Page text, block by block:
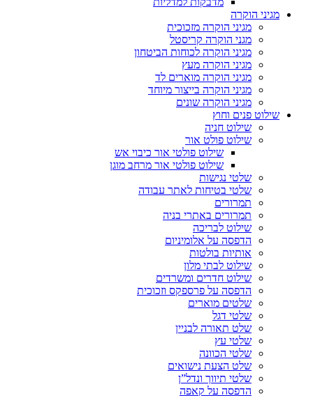
מגיני הוקרה
מגיני הוקרה מזכוכית
מגני הוקרה קריסטל
מגיני הוקרה לכוחות הביטחון
מגיני הוקרה מעץ
מגיני הוקרה מוארים לד
מגיני הוקרה בייצור מיוחד
מגיני הוקרה שונים
שילוט פנים וחוץ
שילוט חניה
שילוט פולט אור
שילוט פולטי אור כיבוי אש
שילוט פולטי אור מרחב מוגן
שלטי נגישות
שלטי בטיחות לאתר עבודה
תמרורים
תמרורים באתרי בניה
שילוט לבריכה
הדפסה על אלומיניום
אותיות בולטות
שילוט לבתי מלון
שילוט חדרים ומשרדים
הדפסה על פרספקס וזכוכית
שלטים מוארים
שלטי דגל
שלט תאורה לבניין
שלטי עץ
שלטי הכוונה
שלט הצעת נישואים
שלטי תיווך ונדל”ן
הדפסה על קאפה